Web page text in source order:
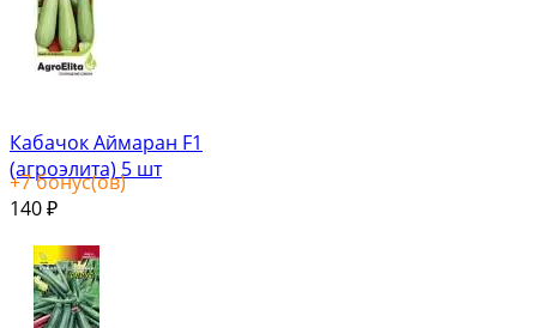
Кабачок Аймаран F1
(агроэлита) 5 шт
+7бонус(ов)
140 ₽